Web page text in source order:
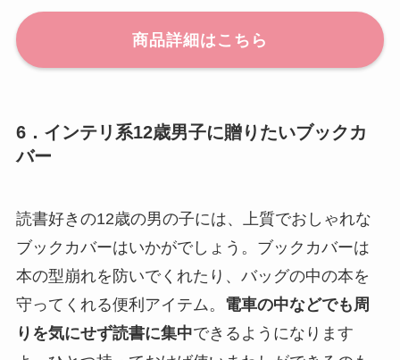
商品詳細はこちら
6．インテリ系12歳男子に贈りたいブックカ
バー
読書好きの12歳の男の子には、上質でおしゃれな
ブックカバーはいかがでしょう。ブックカバーは
本の型崩れを防いでくれたり、バッグの中の本を
守ってくれる便利アイテム。 電車の中などでも周
りを気にせず読書に集中できるようになります